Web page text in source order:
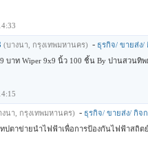
(บางนา, กรุงเทพมหานคร) - ธุรกิจ/ ขายส่ง
าท Wiper 9x9 นิ้ว 100 ชิ้น By ปานสวนทิพย์
งนา, กรุงเทพมหานคร) - ธุรกิจ/ ขายส่ง/ กิจ
ทปตาข่ายนำไฟฟ้าเพื่อการป้องกันไฟฟ้าสถิตย์